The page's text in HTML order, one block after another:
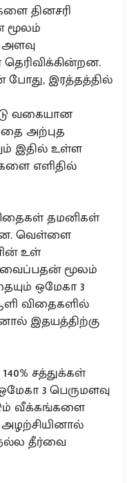
தினசரி
மூலம்
இரத்தத்தில்
வகையான
அற்புத
இதில் உள்ள
எளிதில்
தமனிகள்
வெள்ளை
உள்
மூலம்
ஒமேகா 3
விதைகளில்
இதயத்திற்கு
சத்துக்கள்
3 பெருமளவு
வீக்கங்களை
அழற்சியினால்
தீர்வை